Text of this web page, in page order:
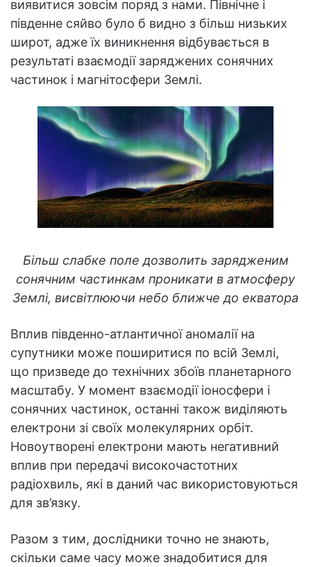
виявитися зовсім поряд з нами. Північне і
південне сяйво було б видно з більш низьких
широт, адже їх виникнення відбувається в
результаті взаємодії заряджених сонячних
частинок і магнітосфери Землі.
Більш слабке поле дозволить зарядженим
сонячним частинкам проникати в атмосферу
Землі, висвітлюючи небо ближче до екватора
Вплив південно-атлантичної аномалії на
супутники може поширитися по всій Землі,
що призведе до технічних збоїв планетарного
масштабу. У момент взаємодії іоносфери і
сонячних частинок, останні також виділяють
електрони зі своїх молекулярних орбіт.
Новоутворені електрони мають негативний
вплив при передачі високочастотних
радіохвиль, які в даний час використовуються
для зв’язку.
Разом з тим, дослідники точно не знають,
скільки саме часу може знадобитися для